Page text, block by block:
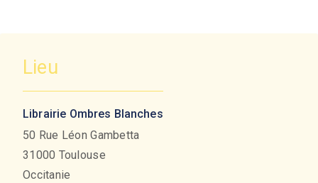
Lieu
Librairie Ombres Blanches
50 Rue Léon Gambetta
31000 Toulouse
Occitanie